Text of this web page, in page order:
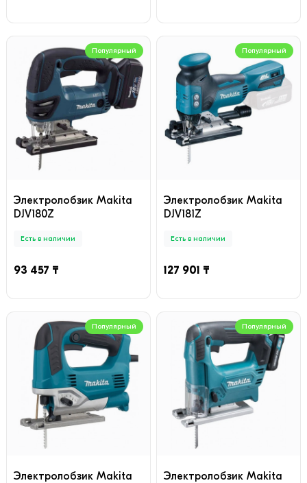
Популярный
Электролобзик Makita
DJV180Z
Есть в наличии
93 457 ₸
Популярный
Электролобзик Makita
DJV181Z
Есть в наличии
127 901 ₸
Популярный
Электролобзик Makita
Популярный
Электролобзик Makita